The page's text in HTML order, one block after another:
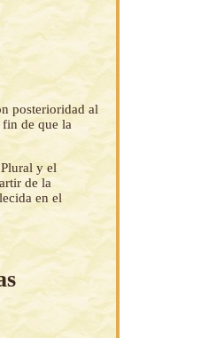
posterioridad al
de que la
y el
de la
en el